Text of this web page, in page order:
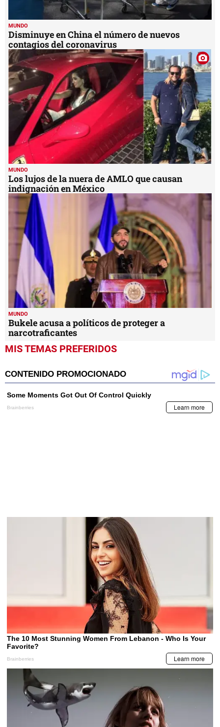
MUNDO
Disminuye en China el número de nuevos
contagios del coronavirus
MUNDO
Los lujos de la nuera de AMLO que causan
indignación en México
MUNDO
Bukele acusa a políticos de proteger a
narcotraficantes
MIS TEMAS PREFERIDOS